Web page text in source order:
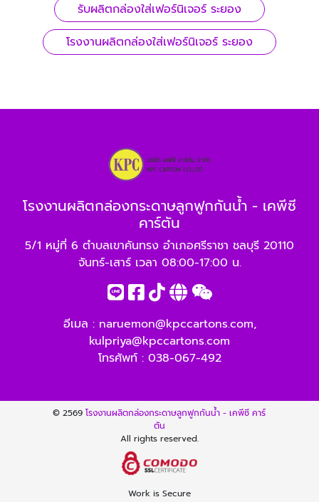
รับผลิตกล่องใส่เฟอร์นิเจอร์ ระยอง
โรงงานผลิตกล่องใส่เฟอร์นิเจอร์ ระยอง
โรงงานผลิตกล่องกระดาษลูกฟูกกันน้ำ - เคพีซี
คาร์ตัน
5/1 หมู่ที่ 6 ตำบลเขาคันทรง อำเภอศรีราชา ชลบุรี 20110
จันทร์-เสาร์ เวลา 08:00-17:00 น.
อีเมล : naruemon@kpccartons.com,
kulpriya@kpccartons.com
โทรศัพท์ : 038-067-492
© 2569โรงงานผลิตกล่องกระดาษลูกฟูกกันน้ำ - เคพีซี คาร์
ตัน
All rights reserved.
Work is Secure